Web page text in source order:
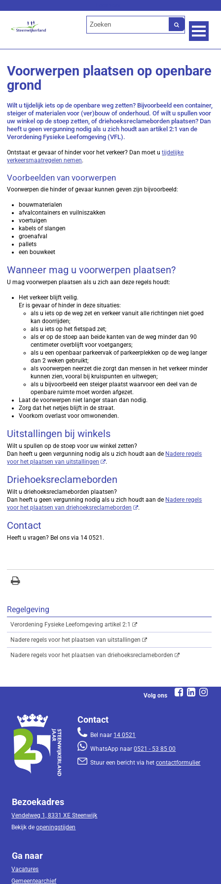
Voorwerpen plaatsen op openbare
grond
Wilt u tijdelijk iets op de openbare weg zetten? Bijvoorbeeld een container,
steiger of materialen voor (ver)bouw of onderhoud. Of wilt u spullen voor
uw winkel op de stoep zetten, of driehoeksreclameborden plaatsen? Dan
heeft u geen vergunning nodig als u zich houdt aan artikel 2:1 van de
Verordening Fysieke Leefomgeving (VFL).
Ontstaat er gevaar of hinder voor het verkeer? Dan moet utijdelijke
verkeersmaatregelen nemen.
Voorbeelden van voorwerpen
Voorwerpen die hinder of gevaar kunnen geven zijn bijvoorbeeld:
bouwmaterialen
afvalcontainers en vuilniszakken
voertuigen
kabels of slangen
groenafval
pallets
een bouwkeet
Wanneer mag u voorwerpen plaatsen?
U mag voorwerpen plaatsen als u zich aan deze regels houdt:
Het verkeer blijft veilig.
Er is gevaar of hinder in deze situaties:
als u iets op de weg zet en verkeer vanuit alle richtingen niet goed
kan doorrijden;
als u iets op het fietspad zet;
als er op de stoep aan beide kanten van de weg minder dan 90
centimeter overblijft voor voetgangers;
als u een openbaar parkeervak of parkeerplekken op de weg langer
dan 2 weken gebruikt;
als voorwerpen neerzet die zorgt dan mensen in het verkeer minder
kunnen zien, vooral bij kruispunten en uitwegen;
als u bijvoorbeeld een steiger plaatst waarvoor een deel van de
openbare ruimte moet worden afgezet.
Laat de voorwerpen niet langer staan dan nodig.
Zorg dat het netjes blijft in de straat.
Voorkom overlast voor omwonenden.
Uitstallingen bij winkels
Wilt u spullen op de stoep voor uw winkel zetten?
Dan heeft u geen vergunning nodig als u zich houdt aan de Nadere regels
voor het plaatsen van uitstallingen
.
Driehoeksreclameborden
Wilt u driehoeksreclameborden plaatsen?
Dan heeft u geen vergunning nodig als u zich houdt aan de Nadere regels
voor het plaatsen van driehoeksreclameborden
.
Contact
Heeft u vragen? Bel ons via 14 0521.
Regelgeving
Verordening Fysieke Leefomgeving artikel 2:1
Nadere regels voor het plaatsen van uitstallingen
Nadere regels voor het plaatsen van driehoeksreclameborden
Volg ons
Contact
Bel naar 14 0521
WhatsApp naar0521 - 53 85 00
Stuur een bericht via hetcontactformulier
Bezoekadres
Vendelweg 1, 8331 XE Steenwijk
Bekijk deopeningstijden
Ga naar
Vacatures
Gemeentearchief